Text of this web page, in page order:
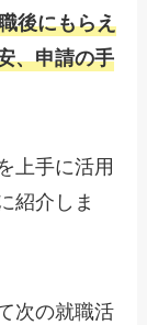
後にもらえ
、申請の手
上手に活用
紹介しま
次の就職活